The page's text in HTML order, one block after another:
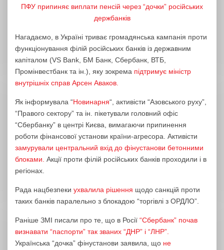
ПФУ припиняє виплати пенсій через “дочки” російських
держбанків
Нагадаємо, в Україні триває громадянська кампанія проти
функціонування філій російських банків із державним
капіталом (VS Bank, БМ Банк, Сбербанк, ВТБ,
Промінвестбанк та ін.), яку зокрема підтримує міністр
внутрішніх справ Арсен Аваков.
Як інформувала “Новинарня“, активісти “Азовського руху”,
“Правого сектору” та ін. пікетували головний офіс
“Сбербанку” в центрі Києва, вимагаючи припинення
роботи фінансової установи країни-агресора. Активісти
замурували центральний вхід до фінустанови бетонними
блоками. Акції проти філій російських банків проходили і в
регіонах.
Рада нацбезпеки ухвалила рішення щодо санкцій проти
таких банків паралельно з блокадою “торгівлі з ОРДЛО”.
Раніше ЗМІ писали про те, що в Росії “Сбербанк” почав
визнавати “паспорти” так званих “ДНР” і “ЛНР”.
Українська “дочка” фінустанови заявила, що не